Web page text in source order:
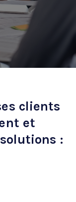
clients
et
: